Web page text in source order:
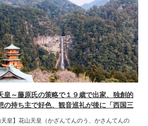
皇～藤原氏の策略で１９歳で出家、独創的
の持ち主で好色、観音巡礼が後に「西国三
天皇】花山天皇（かざんてんのう、かさんてんの